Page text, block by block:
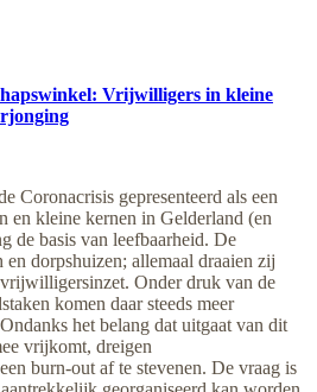
Vrijwilligers in kleine
gepresenteerd als een
en kleine kernen in Gelderland (en
de basis van leefbaarheid. De
dorpshuizen; allemaal draaien zij
Onder druk van de
komen daar steeds meer
het belang dat uitgaat van dit
vrijkomt, dreigen
burn-out af te stevenen. De vraag is